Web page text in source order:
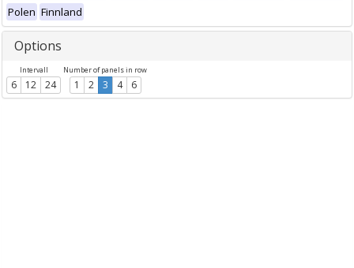
Polen Finnland
Options
Intervall
6 12 24
Number of panels in row
1 2 3 4 6